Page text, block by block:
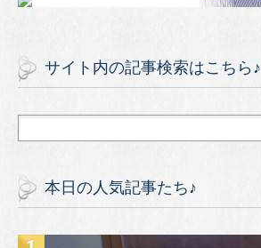
サイト内の記事検索はこちら♪
本日の人気記事たち♪